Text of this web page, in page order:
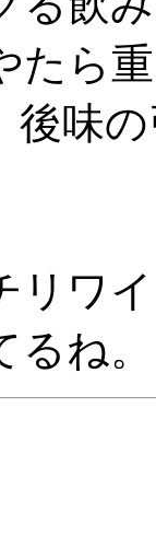
たら
後味
ワ
ね。